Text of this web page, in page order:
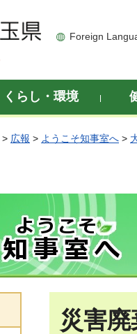
Foreign
くらし・環境
> 広報 > ようこそ知事室へ >
災害